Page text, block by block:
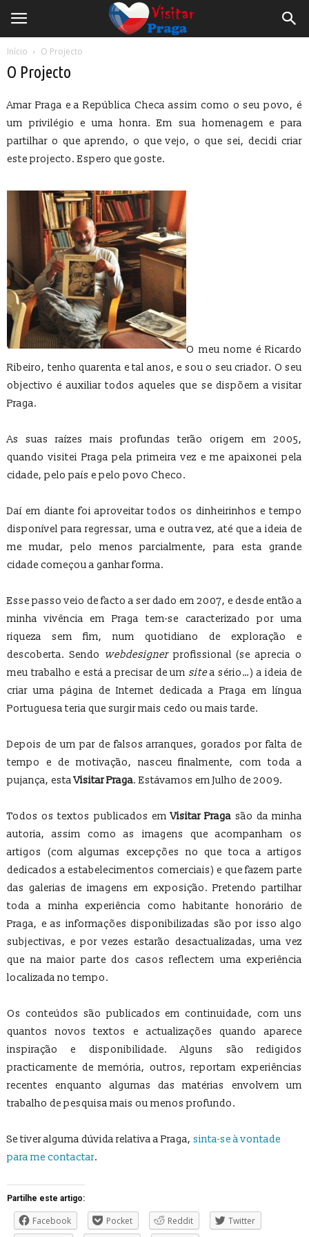
Início O Projecto
O Projecto
Amar Praga e a República Checa assim como o seu povo, é
um privilégio e uma honra. Em sua homenagem e para
partilhar o que aprendo, o que vejo, o que sei, decidi criar
este projecto. Espero que goste.
O meu nome é Ricardo
Ribeiro, tenho quarenta e tal anos, e sou o seu criador. O seu
objectivo é auxiliar todos aqueles que se dispõem a visitar
Praga.
As suas raízes mais profundas terão origem em 2005,
quando visitei Praga pela primeira vez e me apaixonei pela
cidade, pelo país e pelo povo Checo.
Daí em diante foi aproveitar todos os dinheirinhos e tempo
disponível para regressar, uma e outra vez, até que a ideia de
me mudar, pelo menos parcialmente, para esta grande
cidade começou a ganhar forma.
Esse passo veio de facto a ser dado em 2007, e desde então a
minha vivência em Praga tem-se caracterizado por uma
riqueza sem fim, num quotidiano de exploração e
descoberta. Sendo webdesignerprofissional (se aprecia o
meu trabalho e está a precisar de um sitea sério…) a ideia de
criar uma página de Internet dedicada a Praga em língua
Portuguesa teria que surgir mais cedo ou mais tarde.
Depois de um par de falsos arranques, gorados por falta de
tempo e de motivação, nasceu finalmente, com toda a
pujança, estaVisitar Praga. Estávamos em Julho de 2009.
Todos os textos publicados emVisitar Praga são da minha
autoria, assim como as imagens que acompanham os
artigos (com algumas excepções no que toca a artigos
dedicados a estabelecimentos comerciais) e que fazem parte
das galerias de imagens em exposição. Pretendo partilhar
toda a minha experiência como habitante honorário de
Praga, e as informações disponibilizadas são por isso algo
subjectivas, e por vezes estarão desactualizadas, uma vez
que na maior parte dos casos reflectem uma experiência
localizada no tempo.
Os conteúdos são publicados em continuidade, com uns
quantos novos textos e actualizações quando aparece
inspiração e disponibilidade. Alguns são redigidos
practicamente de memória, outros, reportam experiências
recentes enquanto algumas das matérias envolvem um
trabalho de pesquisa mais ou menos profundo.
Se tiver alguma dúvida relativa a Praga, sinta-se à vontade
para me contactar.
Partilhe este artigo:
Facebook Pocket Reddit Twitter